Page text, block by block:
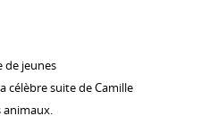
de jeunes
célèbre suite de Camille
animaux.